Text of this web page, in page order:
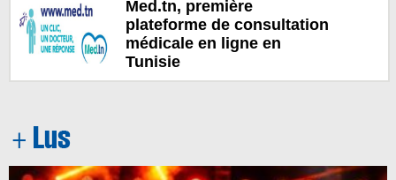
Med.tn, première
plateforme de consultation
médicale en ligne en
Tunisie